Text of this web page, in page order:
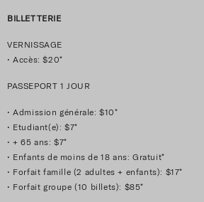
BILLETTERIE
VERNISSAGE
• Accès: $20*
PASSEPORT 1 JOUR
• Admission générale: $10*
• Etudiant(e): $7*
• + 65 ans: $7*
• Enfants de moins de 18 ans: Gratuit*
• Forfait famille (2 adultes + enfants): $17*
• Forfait groupe (10 billets): $85*